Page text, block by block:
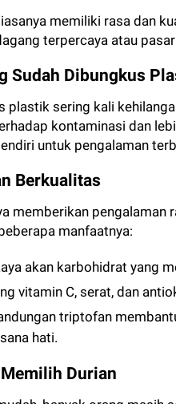
memiliki rasa dan
terpercaya atau
Sudah Dibungkus
plastik sering kali
kontaminasi dan
untuk pengalaman
Berkualitas
memberikan pengalaman
manfaatnya:
akan karbohidrat yang
vitamin C, serat, dan
triptofan
hati.
Durian